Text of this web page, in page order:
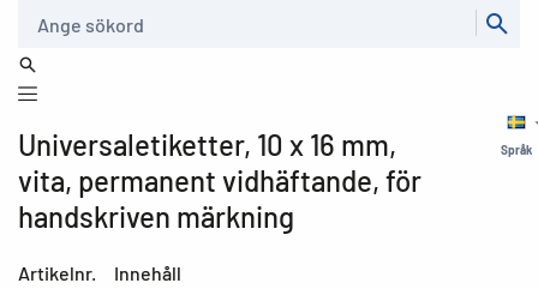
Språk
Universaletiketter, 10 x 16 mm,
vita, permanent vidhäftande, för
handskriven märkning
Artikelnr.
Innehåll